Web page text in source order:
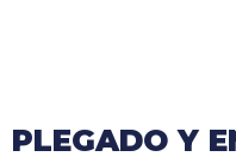
PLEGADO Y